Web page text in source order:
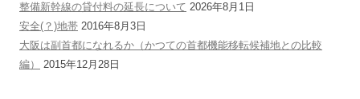
整備新幹線の貸付料の延長について 2026年8月1日
安全(？)地帯 2016年8月3日
大阪は副首都になれるか（かつての首都機能移転候補地との比較
編）
2015年12月28日